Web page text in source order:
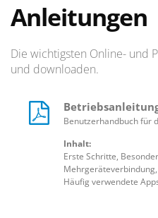
Anleitungen
Die wichtigsten Online- und
und downloaden.
Benutzerhandbuch für
Inhalt:
Erste Schritte,
Häufig verwendete